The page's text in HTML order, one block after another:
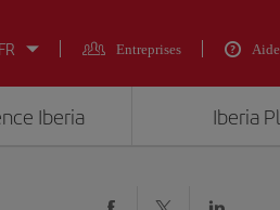
Entreprises Aide
Iberia Iberia